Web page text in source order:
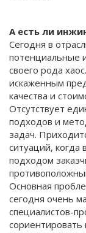
А есть ли
Сегодня в
потенциальные
своего рода
искаженным
качества и
Отсутствует
подходов и
задач.
ситуаций, когда
подходом
Основная
сегодня очень
специалистов-
сориентировать